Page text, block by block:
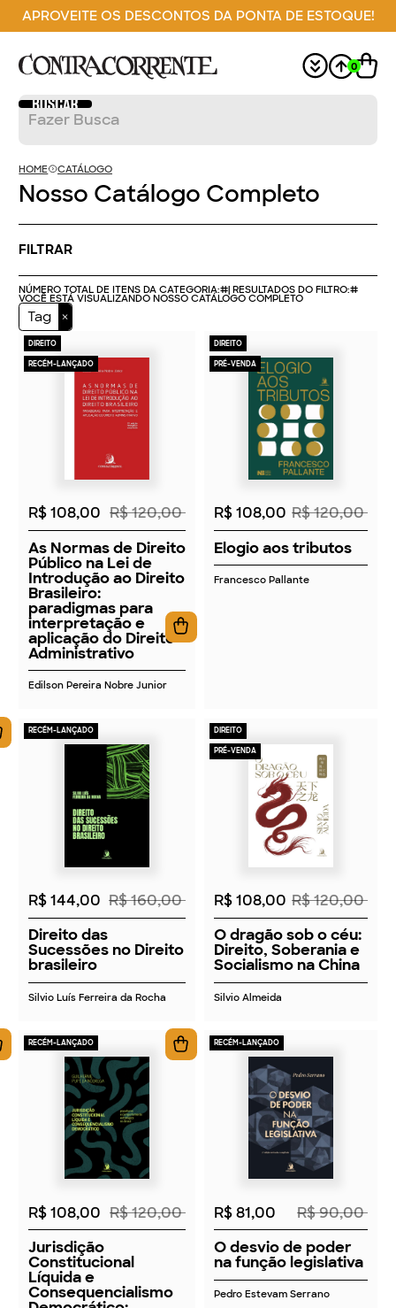
APROVEITE OS DESCONTOS DA PONTA DE ESTOQUE!
0
HOME CATÁLOGO
Nosso Catálogo Completo
FILTRAR
NÚMERO TOTAL DE ITENS DA CATEGORIA:#| RESULTADOS DO FILTRO:#
VOCÊ ESTÁ VISUALIZANDO NOSSO CATÁLOGO COMPLETO
Tag
DIREITO
RECÉM-LANÇADO
2026
R$ 108,00 R$ 120,00
As Normas de Direito
Público na Lei de
Introdução ao Direito
Brasileiro:
paradigmas para
interpretação e
aplicação do Direito
Administrativo
Edilson Pereira Nobre Junior
DIREITO
PRÉ-VENDA
2026
R$ 108,00 R$ 120,00
Elogio aos tributos
Francesco Pallante
RECÉM-LANÇADO
R$ 144,00 R$ 160,00
Direito das
Sucessões no Direito
brasileiro
Silvio Luís Ferreira da Rocha
DIREITO
PRÉ-VENDA
2026
R$ 108,00 R$ 120,00
O dragão sob o céu:
Direito, Soberania e
Socialismo na China
Silvio Almeida
RECÉM-LANÇADO
2026
R$ 108,00 R$ 120,00
Jurisdição
Constitucional
Líquida e
Consequencialismo
RECÉM-LANÇADO
2026
R$ 81,00
R$ 90,00
O desvio de poder
na função legislativa
Pedro Estevam Serrano